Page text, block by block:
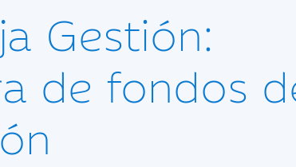
Gestión:
de fondos